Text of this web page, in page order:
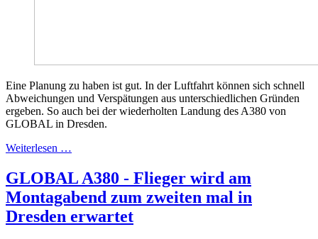
Eine Planung zu haben ist gut. In der Luftfahrt können sich schnell
Abweichungen und Verspätungen aus unterschiedlichen Gründen
ergeben. So auch bei der wiederholten Landung des A380 von
GLOBAL in Dresden.
Weiterlesen …
GLOBAL A380 - Flieger wird am
Montagabend zum zweiten mal in
Dresden erwartet